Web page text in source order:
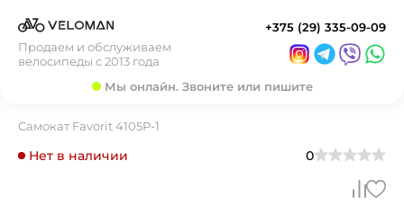
Продаем и обслуживаем
велосипеды с 2013 года
+375 (29) 335-09-09
Мы онлайн. Звоните или пишите
Самокат Favorit 4105P-1
Нет в наличии 0